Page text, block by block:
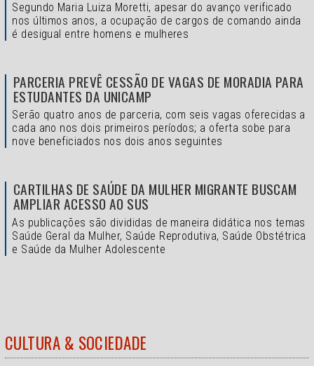
Segundo Maria Luiza Moretti, apesar do avanço verificado
nos últimos anos, a ocupação de cargos de comando ainda
é desigual entre homens e mulheres
PARCERIA PREVÊ CESSÃO DE VAGAS DE MORADIA PARA
ESTUDANTES DA UNICAMP
Serão quatro anos de parceria, com seis vagas oferecidas a
cada ano nos dois primeiros períodos; a oferta sobe para
nove beneficiados nos dois anos seguintes
CARTILHAS DE SAÚDE DA MULHER MIGRANTE BUSCAM
AMPLIAR ACESSO AO SUS
As publicações são divididas de maneira didática nos temas
Saúde Geral da Mulher, Saúde Reprodutiva, Saúde Obstétrica
e Saúde da Mulher Adolescente
CULTURA & SOCIEDADE